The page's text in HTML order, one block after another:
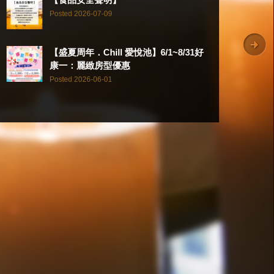
Posted 2026-07-09
【盛夏周年．Chill 愛悅池】6/1~8/31好
康一：麗緻房型優惠
Posted 2026-06-01